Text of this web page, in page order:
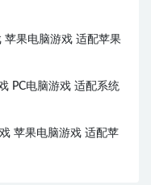
苹果电脑游戏 适配苹果
PC电脑游戏 适配系统
苹果电脑游戏 适配苹